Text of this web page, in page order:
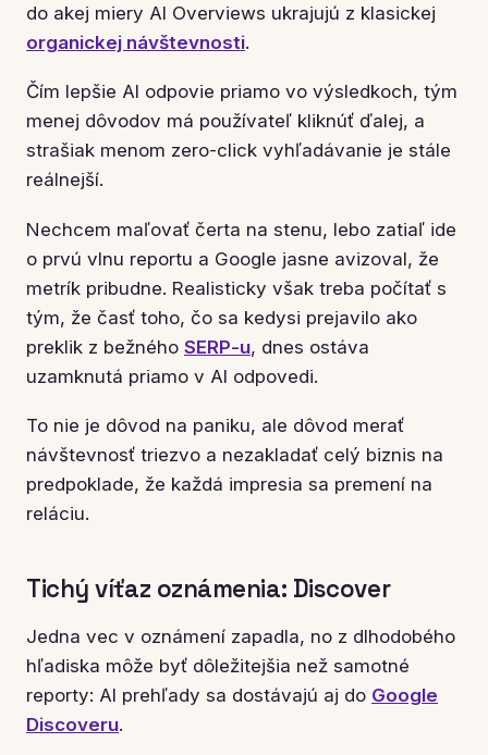
do akej miery AI Overviews ukrajujú z klasickej
organickej návštevnosti.
Čím lepšie AI odpovie priamo vo výsledkoch, tým
menej dôvodov má používateľ kliknúť ďalej, a
strašiak menom zero-click vyhľadávanie je stále
reálnejší.
Nechcem maľovať čerta na stenu, lebo zatiaľ ide
o prvú vlnu reportu a Google jasne avizoval, že
metrík pribudne. Realisticky však treba počítať s
tým, že časť toho, čo sa kedysi prejavilo ako
preklik z bežného SERP-u, dnes ostáva
uzamknutá priamo v AI odpovedi.
To nie je dôvod na paniku, ale dôvod merať
návštevnosť triezvo a nezakladať celý biznis na
predpoklade, že každá impresia sa premení na
reláciu.
Tichý víťaz oznámenia: Discover
Jedna vec v oznámení zapadla, no z dlhodobého
hľadiska môže byť dôležitejšia než samotné
reporty: AI prehľady sa dostávajú aj do Google
Discoveru.